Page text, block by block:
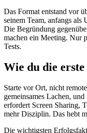
Das Format entstand vor
seinem Team, anfangs
Die Begründung
machen ein Meeting. Nur
Tests.
Wie du die erste
Starte vor Ort, nicht
gemeinsames Lachen,
erfordert Screen Sharing,
mehr Disziplin. Das hebt
Die wichtigsten